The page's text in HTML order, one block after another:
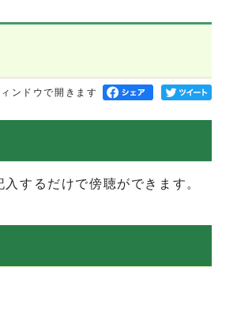
ンドウで開きます
するだけで傍聴ができます。